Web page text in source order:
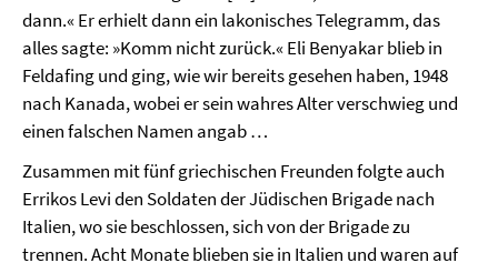
dann.« Er erhielt dann ein lakonisches Telegramm, das
alles sagte: »Komm nicht zurück.« Eli Benyakar blieb in
Feldafing und ging, wie wir bereits gesehen haben, 1948
nach Kanada, wobei er sein wahres Alter verschwieg und
einen falschen Namen angab …
Zusammen mit fünf griechischen Freunden folgte auch
Errikos Levi den Soldaten der Jüdischen Brigade nach
Italien, wo sie beschlossen, sich von der Brigade zu
trennen. Acht Monate blieben sie in Italien und waren auf